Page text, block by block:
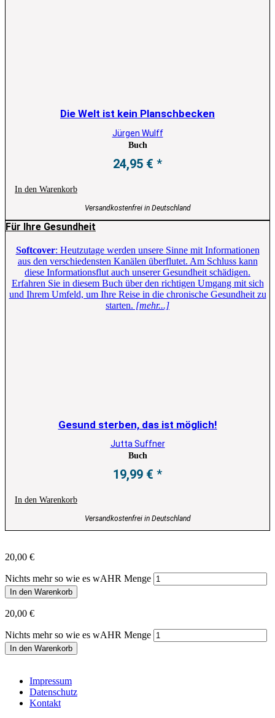
Die Welt ist kein Planschbecken
Jürgen Wulff
Buch
24,95 €
In den Warenkorb
Versandkostenfrei in Deutschland
Für Ihre Gesundheit
Softcover: Heutzutage werden unsere Sinne mit Informationen
aus den verschiedensten Kanälen überflutet. Am Schluss kann
diese Informationsflut auch unserer Gesundheit schädigen.
Erfahren Sie in diesem Buch über den richtigen Umgang mit sich
und Ihrem Umfeld, um Ihre Reise in die chronische Gesundheit zu
starten. [mehr...]
Gesund sterben, das ist möglich!
Jutta Suffner
Buch
19,99 €
In den Warenkorb
Versandkostenfrei in Deutschland
20,00 €
Nichts mehr so wie es wAHR Menge
In den Warenkorb
20,00 €
Nichts mehr so wie es wAHR Menge
In den Warenkorb
Impressum
Datenschutz
Kontakt